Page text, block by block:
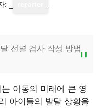
:
선별 검사 작성 방법
아동의 미래에 큰 영
아이들의 발달 상황을